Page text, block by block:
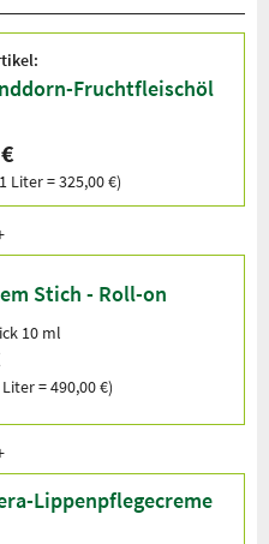
Fruchtfleischöl
Liter = 325,00 €)
Stich - Roll-on
10 ml
= 490,00 €)
Lippenpflegecreme